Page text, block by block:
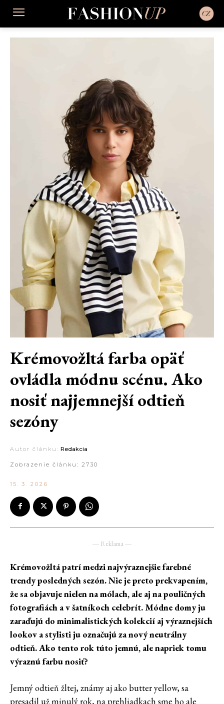
Krémovožltá farba opäť
ovládla módnu scénu. Ako
nosiť najjemnejší odtieň
sezóny
Autor článku: Redakcia
Zobrazenie článku: 2730
15. 3. 2026
― Reklama ―
Krémovožltá patrí medzi najvýraznejšie farebné
trendy posledných sezón. Nie je preto prekvapením,
že sa objavuje nielen na mólach, ale aj na pouličných
fotografiách a v šatníkoch celebrít. Módne domy ju
zaraďujú do minimalistických kolekcií aj výraznejších
lookov a stylisti ju označujú za nový neutrálny
odtieň. Ako tento rok túto jemnú, ale napriek tomu
výraznú farbu nosiť?
Jemný odtieň žltej, známy aj ako butter yellow, sa
presadil už minulý rok, na prehliadkach sme ho ale